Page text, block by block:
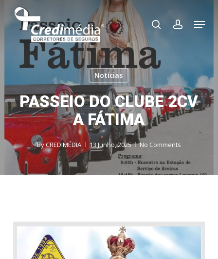
content
search account
Menu
Notícias
PASSEIO DO CLUBE 2CV
A FÁTIMA
ByCREDIMÉDIA 13 Junho, 2025 No Comments